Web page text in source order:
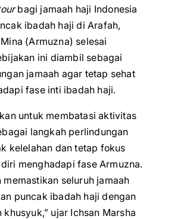
bagi jamaah haji Indonesia
ibadah haji di Arafah,
(Armuzna) selesai
ini diambil sebagai
jamaah agar tetap sehat
fase inti ibadah haji.
untuk membatasi aktivitas
langkah perlindungan
kelelahan dan tetap fokus
menghadapi fase Armuzna.
memastikan seluruh jamaah
puncak ibadah haji dengan
khusyuk,” ujar Ichsan Marsha